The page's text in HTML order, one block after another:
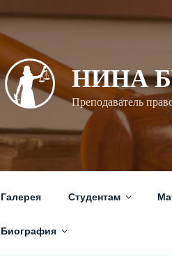
НИНА
Преподаватель
Галерея Студентам
Биография